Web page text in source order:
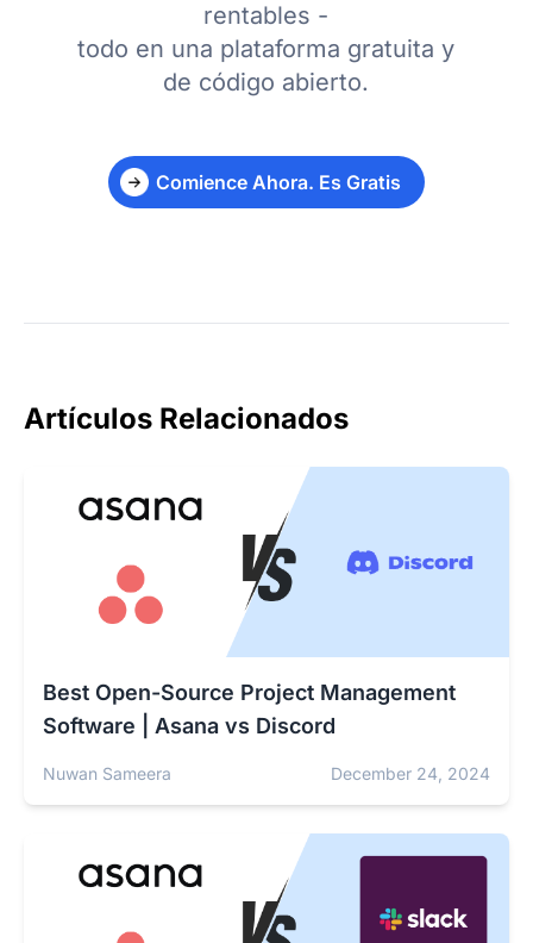
rentables -
todo en una plataforma gratuita y
de código abierto.
Comience Ahora. Es Gratis
Artículos Relacionados
Best Open-Source Project Management
Software | Asana vs Discord
Nuwan Sameera December 24, 2024